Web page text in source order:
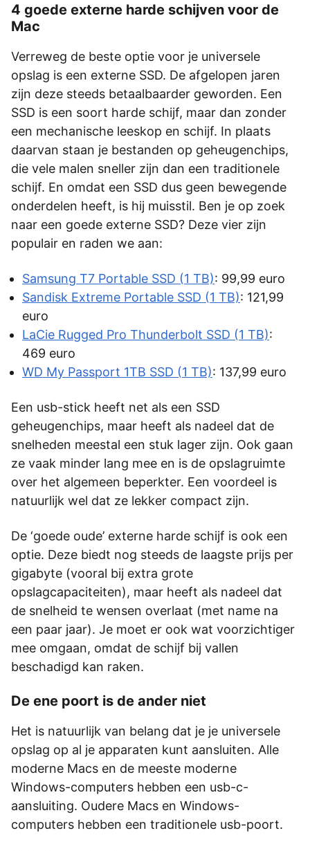
4 goede externe harde schijven voor de
Mac
Verreweg de beste optie voor je universele
opslag is een externe SSD. De afgelopen jaren
zijn deze steeds betaalbaarder geworden. Een
SSD is een soort harde schijf, maar dan zonder
een mechanische leeskop en schijf. In plaats
daarvan staan je bestanden op geheugenchips,
die vele malen sneller zijn dan een traditionele
schijf. En omdat een SSD dus geen bewegende
onderdelen heeft, is hij muisstil. Ben je op zoek
naar een goede externe SSD? Deze vier zijn
populair en raden we aan:
Samsung T7 Portable SSD (1 TB): 99,99 euro
Sandisk Extreme Portable SSD (1 TB): 121,99
euro
LaCie Rugged Pro Thunderbolt SSD (1 TB):
469 euro
WD My Passport 1TB SSD (1 TB): 137,99 euro
Een usb-stick heeft net als een SSD
geheugenchips, maar heeft als nadeel dat de
snelheden meestal een stuk lager zijn. Ook gaan
ze vaak minder lang mee en is de opslagruimte
over het algemeen beperkter. Een voordeel is
natuurlijk wel dat ze lekker compact zijn.
De ‘goede oude’ externe harde schijf is ook een
optie. Deze biedt nog steeds de laagste prijs per
gigabyte (vooral bij extra grote
opslagcapaciteiten), maar heeft als nadeel dat
de snelheid te wensen overlaat (met name na
een paar jaar). Je moet er ook wat voorzichtiger
mee omgaan, omdat de schijf bij vallen
beschadigd kan raken.
De ene poort is de ander niet
Het is natuurlijk van belang dat je je universele
opslag op al je apparaten kunt aansluiten. Alle
moderne Macs en de meeste moderne
Windows-computers hebben een usb-c-
aansluiting. Oudere Macs en Windows-
computers hebben een traditionele usb-poort.